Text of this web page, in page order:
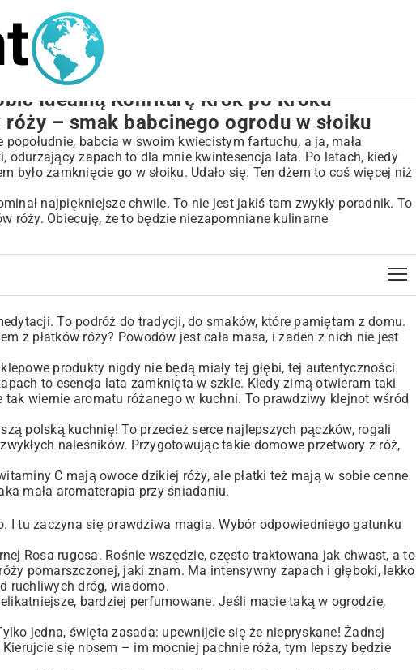
Idealną Konfiturę Krok po Kroku
– smak babcinego ogrodu w słoiku
babcia w swoim kwiecistym fartuchu, a ja, mała
odurzający zapach to dla mnie kwintesencja lata. Po latach, kiedy
było zamknięcie go w słoiku. Udało się. Ten dżem to coś więcej niż
najpiękniejsze chwile. To nie jest jakiś tam zwykły poradnik. To
róży. Obiecuję, że to będzie niezapomniane kulinarne
To podróż do tradycji, do smaków, które pamiętam z domu.
z płatków róży? Powodów jest cała masa, i żaden z nich nie jest
produkty nigdy nie będą miały tej głębi, tej autentyczności.
to esencja lata zamknięta w szkle. Kiedy zimą otwieram taki
tak wiernie aromatu różanego w kuchni. To prawdziwy klejnot wśród
polską kuchnię! To przecież serce najlepszych pączków, rogali
naleśników. Przygotowując takie domowe przetwory z róż,
C mają owoce dzikiej róży, ale płatki też mają w sobie cenne
mała aromaterapia przy śniadaniu.
I tu zaczyna się prawdziwa magia. Wybór odpowiedniego gatunku
Rosa rugosa. Rośnie wszędzie, często traktowana jak chwast, a to
pomarszczonej, jaki znam. Ma intensywny zapach i głęboki, lekko
ruchliwych dróg, wiadomo.
bardziej perfumowane. Jeśli macie taką w ogrodzie,
jedna, święta zasada: upewnijcie się że niepryskane! Żadnej
się nosem – im mocniej pachnie róża, tym lepszy będzie